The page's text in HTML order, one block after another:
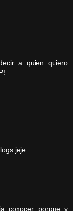
a quien quiero
jeje...
conocer, porque y